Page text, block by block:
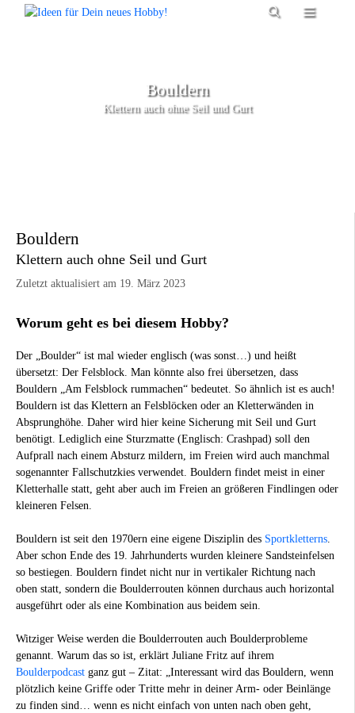
Menü
Bouldern
Klettern auch ohne Seil und Gurt
Bouldern
Klettern auch ohne Seil und Gurt
Zuletzt aktualisiert am 19. März 2023
Worum geht es bei diesem Hobby?
Der „Boulder“ ist mal wieder englisch (was sonst…) und heißt
übersetzt: Der Felsblock. Man könnte also frei übersetzen, dass
Bouldern „Am Felsblock rummachen“ bedeutet. So ähnlich ist es auch!
Bouldern ist das Klettern an Felsblöcken oder an Kletterwänden in
Absprunghöhe. Daher wird hier keine Sicherung mit Seil und Gurt
benötigt. Lediglich eine Sturzmatte (Englisch: Crashpad) soll den
Aufprall nach einem Absturz mildern, im Freien wird auch manchmal
sogenannter Fallschutzkies verwendet. Bouldern findet meist in einer
Kletterhalle statt, geht aber auch im Freien an größeren Findlingen oder
kleineren Felsen.
Bouldern ist seit den 1970ern eine eigene Disziplin des Sportkletterns
Aber schon Ende des 19. Jahrhunderts wurden kleinere Sandsteinfelsen
so bestiegen. Bouldern findet nicht nur in vertikaler Richtung nach
oben statt, sondern die Boulderrouten können durchaus auch horizontal
ausgeführt oder als eine Kombination aus beidem sein.
Witziger Weise werden die Boulderrouten auch Boulderprobleme
genannt. Warum das so ist, erklärt Juliane Fritz auf ihrem
Boulderpodcast ganz gut – Zitat: „Interessant wird das Bouldern, wenn
plötzlich keine Griffe oder Tritte mehr in deiner Arm- oder Beinlänge
zu finden sind… wenn es nicht einfach von unten nach oben geht,